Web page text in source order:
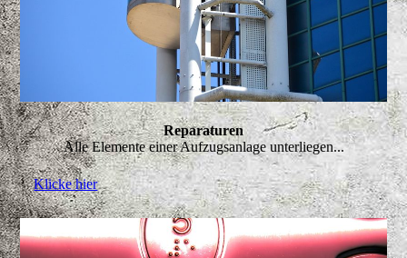
Reparaturen
Alle Elemente einer Aufzugsanlage unterliegen...
Klicke hier